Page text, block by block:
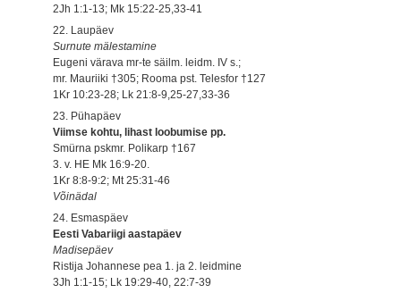
2Jh 1:1-13; Mk 15:22-25,33-41
22. Laupäev
Surnute mälestamine
Eugeni värava mr-te säilm. leidm. IV s.;
mr. Mauriiki †305; Rooma pst. Telesfor †127
1Kr 10:23-28; Lk 21:8-9,25-27,33-36
23. Pühapäev
Viimse kohtu, lihast loobumise pp.
Smürna pskmr. Polikarp †167
3. v. HE Mk 16:9-20.
1Kr 8:8-9:2; Mt 25:31-46
Võinädal
24. Esmaspäev
Eesti Vabariigi aastapäev
Madisepäev
Ristija Johannese pea 1. ja 2. leidmine
3Jh 1:1-15; Lk 19:29-40, 22:7-39